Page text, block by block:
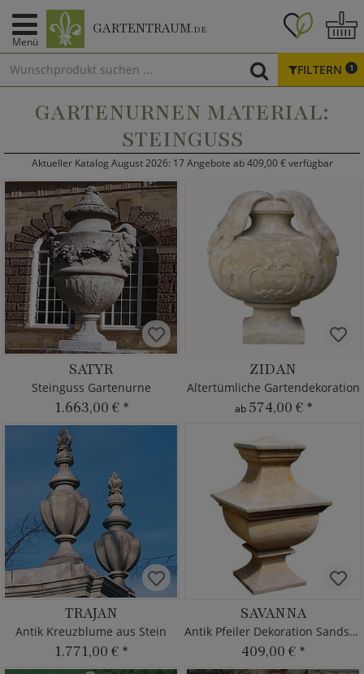
Menü
GARTENTRAUM.DE
FILTERN 1
GARTENURNEN MATERIAL:
STEINGUSS
Aktueller Katalog August 2026: 17 Angebote ab 409,00 € verfügbar
SATYR
Steinguss Gartenurne
1.663,00 € *
ZIDAN
Altertümliche Gartendekoration
ab 574,00 € *
TRAJAN
Antik Kreuzblume aus Stein
1.771,00 € *
SAVANNA
Antik Pfeiler Dekoration Sandstein
409,00 € *